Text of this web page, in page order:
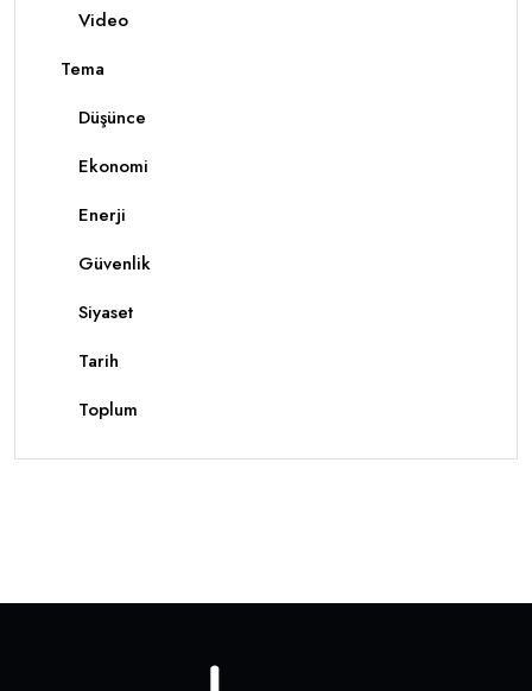
Video
Tema
Düşünce
Ekonomi
Enerji
Güvenlik
Siyaset
Tarih
Toplum